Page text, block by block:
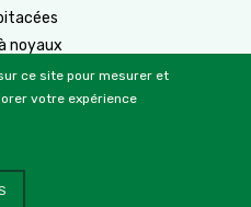
noyaux
pépins
ce site pour mesurer et
votre expérience